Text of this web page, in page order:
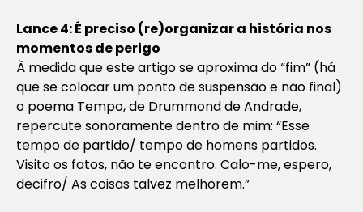
Lance 4: É preciso (re)organizar a história nos
momentos de perigo
À medida que este artigo se aproxima do “fim” (há
que se colocar um ponto de suspensão e não final)
o poema Tempo, de Drummond de Andrade,
repercute sonoramente dentro de mim: “Esse
tempo de partido/ tempo de homens partidos.
Visito os fatos, não te encontro. Calo-me, espero,
decifro/ As coisas talvez melhorem.”